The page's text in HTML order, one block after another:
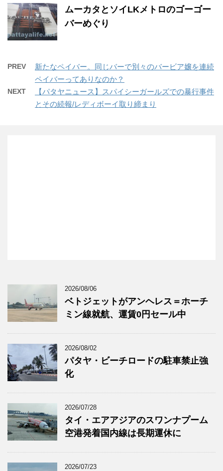
ムーカタとソイLKメトロのゴーゴー
バーめぐり
PREV
新たなペイバー。同じバーで別々のバービア嬢を連続
ペイバーってありなのか？
NEXT
【パタヤニュース】スパイシーガールズでの暴行事件
とその続報/レディボーイ取り締まり
2026/08/06
ベトジェットがアンヘレス＝ホーチ
ミン線就航、運賃0円セール中
2026/08/02
パタヤ・ビーチロードの駐車禁止強
化
2026/07/28
タイ・エアアジアのスワンナプーム
空港発着国内線は長期運休に
2026/07/23